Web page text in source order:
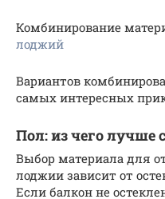
Комбинирование
лоджий
Вариантов
самых интересных
Пол: из чего лучше
Выбор материала для
лоджии зависит от
Если балкон не